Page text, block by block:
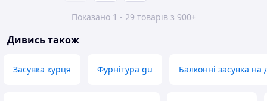
Показано 1 - 29 товарів з 900+
Дивись також
Засувка курця Фурнітура gu Балконні засувка на